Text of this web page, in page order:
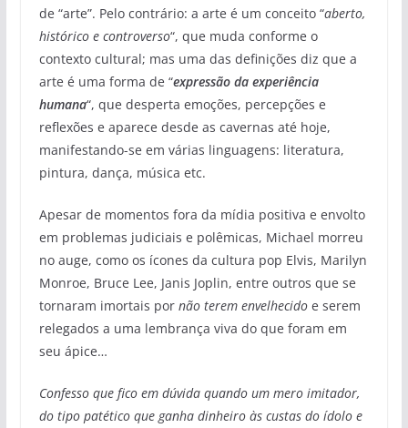
de “arte”. Pelo contrário: a arte é um conceito “aberto,
histórico e controverso“, que muda conforme o
contexto cultural; mas uma das definições diz que a
arte é uma forma de “expressão da experiência
humana“, que desperta emoções, percepções e
reflexões e aparece desde as cavernas até hoje,
manifestando-se em várias linguagens: literatura,
pintura, dança, música etc.
Apesar de momentos fora da mídia positiva e envolto
em problemas judiciais e polêmicas, Michael morreu
no auge, como os ícones da cultura pop Elvis, Marilyn
Monroe, Bruce Lee, Janis Joplin, entre outros que se
tornaram imortais por não terem envelhecido e serem
relegados a uma lembrança viva do que foram em
seu ápice…
Confesso que fico em dúvida quando um mero imitador,
do tipo patético que ganha dinheiro às custas do ídolo e